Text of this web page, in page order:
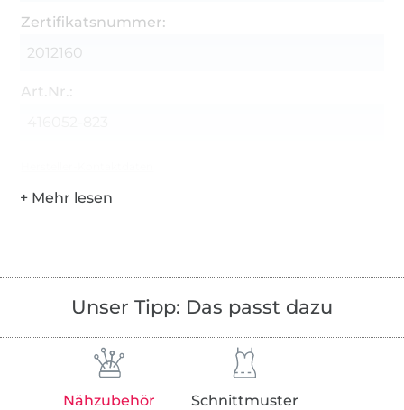
Zertifikatsnummer:
2012160
Art.Nr.:
Unser Tipp: Das passt dazu
Nähzubehör Schnittmuster